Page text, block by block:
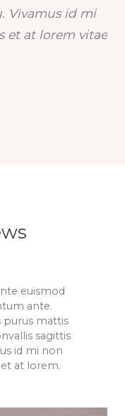
Vivamus id mi
et at lorem vitae
euismod
ante.
purus mattis
sagittis
id mi non
at lorem.